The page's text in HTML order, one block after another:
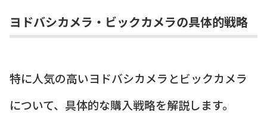
ヨドバシカメラ・ビックカメラの具体的戦略
特に人気の高いヨドバシカメラとビックカメラ
について、具体的な購入戦略を解説します。